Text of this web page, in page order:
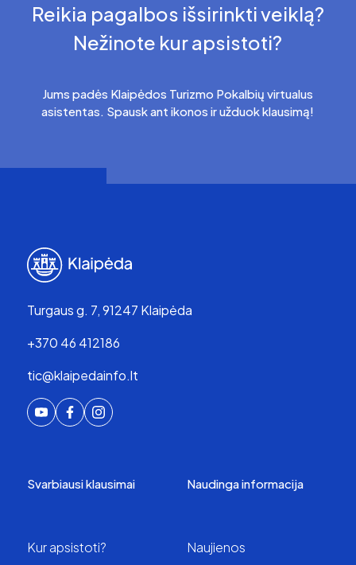
Reikia pagalbos išsirinkti veiklą?
Nežinote kur apsistoti?
Jums padės Klaipėdos Turizmo Pokalbių virtualus
asistentas. Spausk ant ikonos ir užduok klausimą!
Turgaus g. 7, 91247 Klaipėda
+370 46 412186
tic@klaipedainfo.lt
Svarbiausi klausimai
Kur apsistoti?
Naudinga informacija
Naujienos